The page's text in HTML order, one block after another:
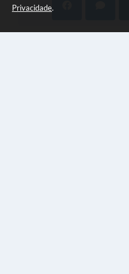
Privacidade.